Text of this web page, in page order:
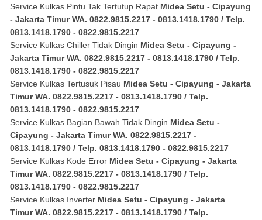
Service Kulkas Pintu Tak Tertutup Rapat Midea Setu - Cipayung
- Jakarta TimurWA. 0822.9815.2217 - 0813.1418.1790 / Telp.
0813.1418.1790 - 0822.9815.2217
Service Kulkas Chiller Tidak Dingin Midea Setu - Cipayung -
Jakarta TimurWA. 0822.9815.2217 - 0813.1418.1790 / Telp.
0813.1418.1790 - 0822.9815.2217
Service Kulkas Tertusuk Pisau Midea Setu - Cipayung - Jakarta
TimurWA. 0822.9815.2217 - 0813.1418.1790 / Telp.
0813.1418.1790 - 0822.9815.2217
Service Kulkas Bagian Bawah Tidak Dingin Midea Setu -
Cipayung - Jakarta TimurWA. 0822.9815.2217 -
0813.1418.1790 / Telp. 0813.1418.1790 - 0822.9815.2217
Service Kulkas Kode Error Midea Setu - Cipayung - Jakarta
TimurWA. 0822.9815.2217 - 0813.1418.1790 / Telp.
0813.1418.1790 - 0822.9815.2217
Service Kulkas Inverter Midea Setu - Cipayung - Jakarta
TimurWA. 0822.9815.2217 - 0813.1418.1790 / Telp.